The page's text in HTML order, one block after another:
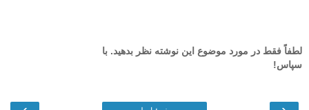
لطفاً فقط در مورد موضوع این نوشته نظر بدهید. با
سپاس!